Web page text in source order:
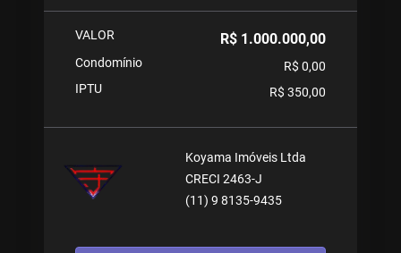
VALOR R$ 1.000.000,00
Condomínio
R$ 0,00
IPTU
R$ 350,00
Koyama Imóveis Ltda
CRECI 2463-J
(11) 9 8135-9435